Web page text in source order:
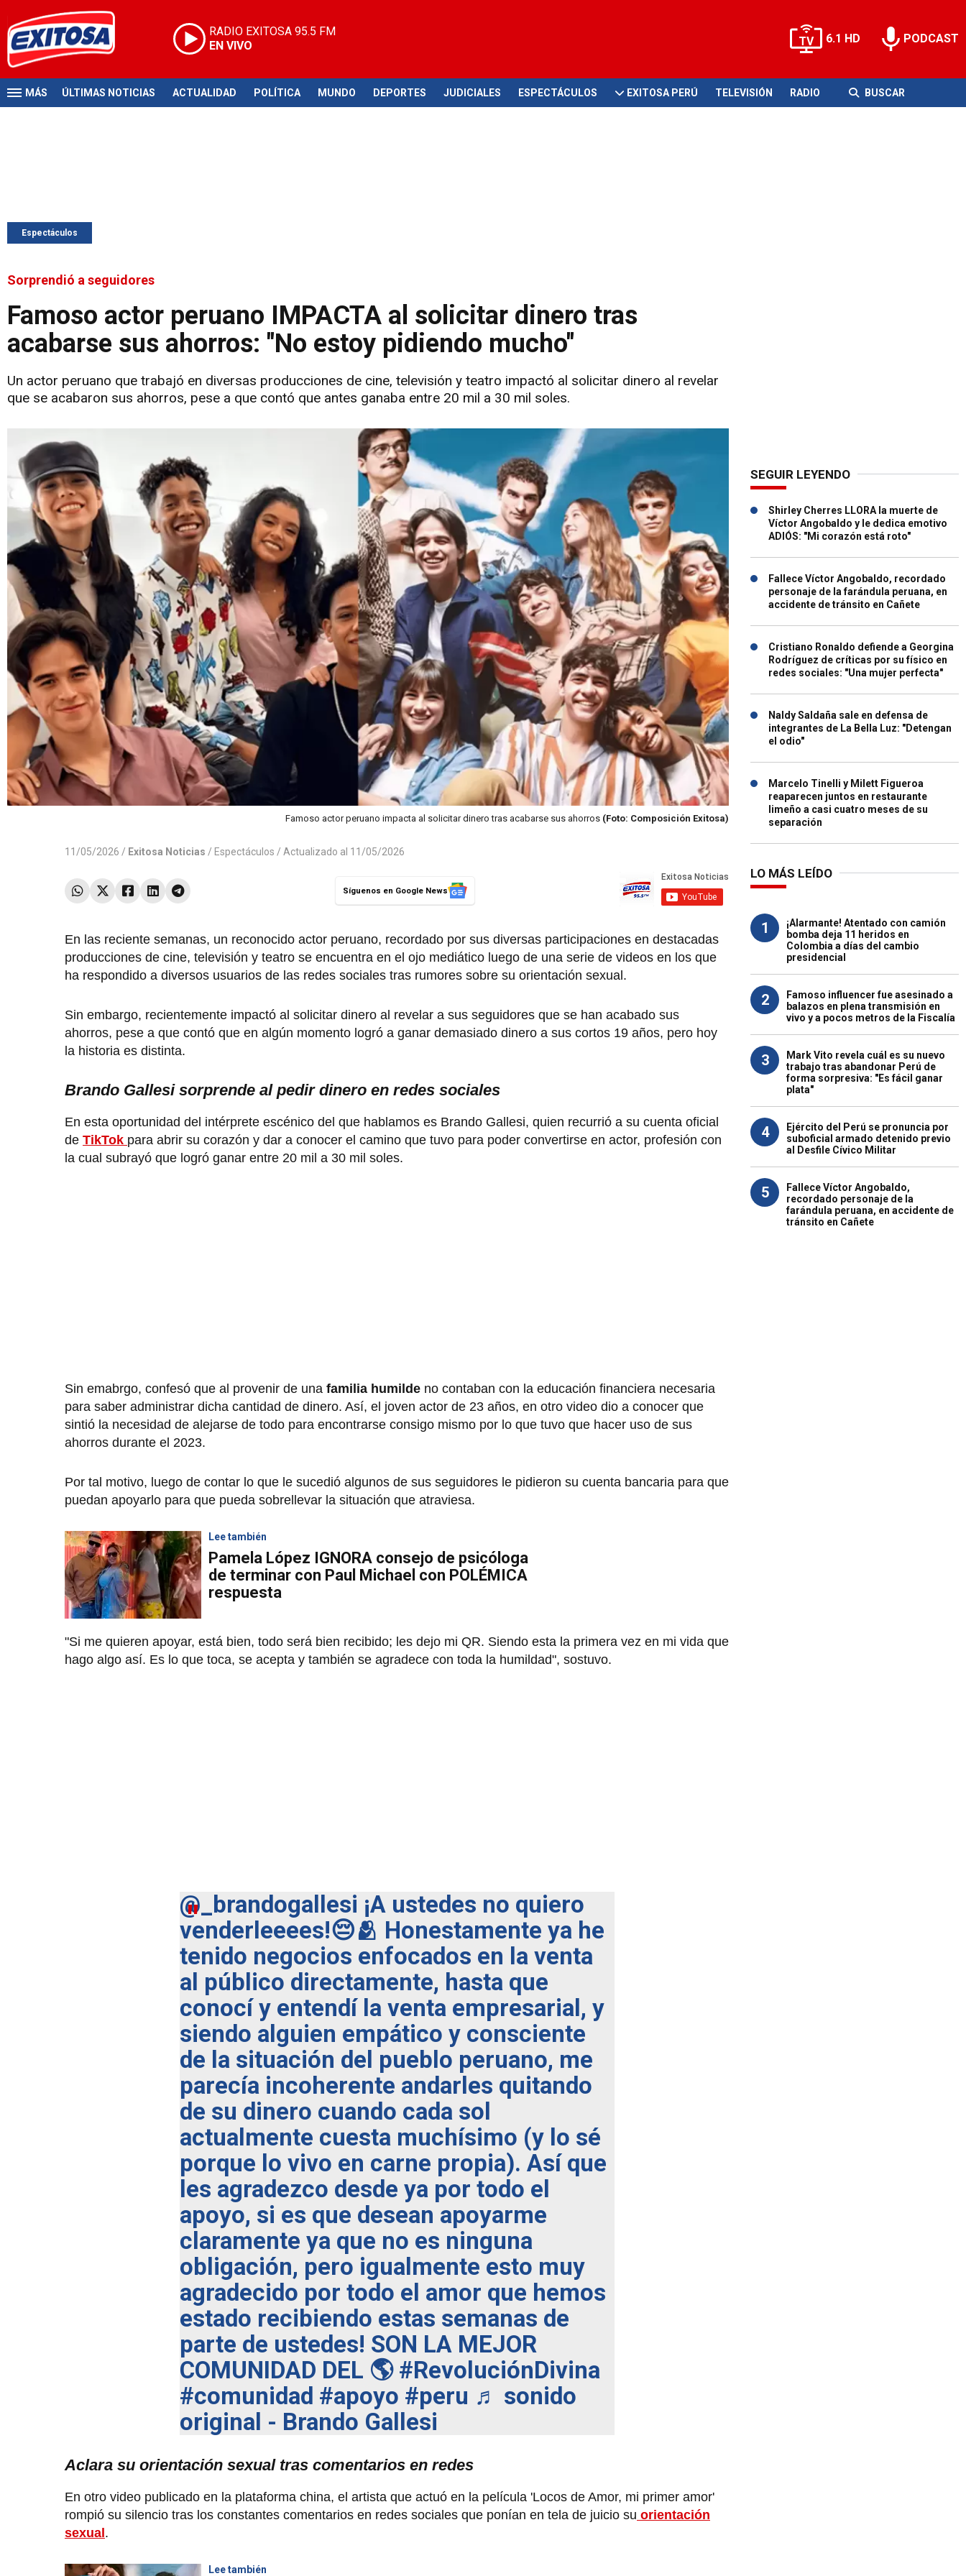
RADIO EXITOSA 95.5 FM
EN VIVO
6.1 HD PODCAST
MÁS ÚLTIMAS NOTICIAS ACTUALIDAD POLÍTICA MUNDO DEPORTES JUDICIALES ESPECTÁCULOS EXITOSA PERÚ TELEVISIÓN RADIO BUSCAR
Espectáculos
Sorprendió a seguidores
Famoso actor peruano IMPACTA al solicitar dinero tras
acabarse sus ahorros: "No estoy pidiendo mucho"
Un actor peruano que trabajó en diversas producciones de cine, televisión y teatro impactó al solicitar dinero al revelar
que se acabaron sus ahorros, pese a que contó que antes ganaba entre 20 mil a 30 mil soles.
Famoso actor peruano impacta al solicitar dinero tras acabarse sus ahorros (Foto: Composición Exitosa)
11/05/2026 / Exitosa Noticias / Espectáculos / Actualizado al 11/05/2026
Síguenos en Google News
En las reciente semanas, un reconocido actor peruano, recordado por sus diversas participaciones en destacadas
producciones de cine, televisión y teatro se encuentra en el ojo mediático luego de una serie de videos en los que
ha respondido a diversos usuarios de las redes sociales tras rumores sobre su orientación sexual.
Sin embargo, recientemente impactó al solicitar dinero al revelar a sus seguidores que se han acabado sus
ahorros, pese a que contó que en algún momento logró a ganar demasiado dinero a sus cortos 19 años, pero hoy
la historia es distinta.
Brando Gallesi sorprende al pedir dinero en redes sociales
En esta oportunidad del intérprete escénico del que hablamos es Brando Gallesi, quien recurrió a su cuenta oficial
de TikTok para abrir su corazón y dar a conocer el camino que tuvo para poder convertirse en actor, profesión con
la cual subrayó que logró ganar entre 20 mil a 30 mil soles.
Sin emabrgo, confesó que al provenir de una familia humilde no contaban con la educación financiera necesaria
para saber administrar dicha cantidad de dinero. Así, el joven actor de 23 años, en otro video dio a conocer que
sintió la necesidad de alejarse de todo para encontrarse consigo mismo por lo que tuvo que hacer uso de sus
ahorros durante el 2023.
Por tal motivo, luego de contar lo que le sucedió algunos de sus seguidores le pidieron su cuenta bancaria para que
puedan apoyarlo para que pueda sobrellevar la situación que atraviesa.
Lee también
Pamela López IGNORA consejo de psicóloga
de terminar con Paul Michael con POLÉMICA
respuesta
"Si me quieren apoyar, está bien, todo será bien recibido; les dejo mi QR. Siendo esta la primera vez en mi vida que
hago algo así. Es lo que toca, se acepta y también se agradece con toda la humildad", sostuvo.
@_brandogallesi ¡A ustedes no quiero
venderleeees!😔🫂 Honestamente ya he
tenido negocios enfocados en la venta
al público directamente, hasta que
conocí y entendí la venta empresarial, y
siendo alguien empático y consciente
de la situación del pueblo peruano, me
parecía incoherente andarles quitando
de su dinero cuando cada sol
actualmente cuesta muchísimo (y lo sé
porque lo vivo en carne propia). Así que
les agradezco desde ya por todo el
apoyo, si es que desean apoyarme
claramente ya que no es ninguna
obligación, pero igualmente esto muy
agradecido por todo el amor que hemos
estado recibiendo estas semanas de
parte de ustedes! SON LA MEJOR
COMUNIDAD DEL 🌎 #RevoluciónDivina
#comunidad #apoyo #peru ♬ sonido
original - Brando Gallesi
Aclara su orientación sexual tras comentarios en redes
En otro video publicado en la plataforma china, el artista que actuó en la película 'Locos de Amor, mi primer amor'
rompió su silencio tras los constantes comentarios en redes sociales que ponían en tela de juicio su orientación
sexual .
Lee también
SEGUIR LEYENDO
Shirley Cherres LLORA la muerte de
Víctor Angobaldo y le dedica emotivo
ADIÓS: "Mi corazón está roto"
Fallece Víctor Angobaldo, recordado
personaje de la farándula peruana, en
accidente de tránsito en Cañete
Cristiano Ronaldo defiende a Georgina
Rodríguez de críticas por su físico en
redes sociales: "Una mujer perfecta"
Naldy Saldaña sale en defensa de
integrantes de La Bella Luz: "Detengan
el odio"
Marcelo Tinelli y Milett Figueroa
reaparecen juntos en restaurante
limeño a casi cuatro meses de su
separación
LO MÁS LEÍDO
1
¡Alarmante! Atentado con camión
bomba deja 11 heridos en
Colombia a días del cambio
presidencial
2
Famoso influencer fue asesinado a
balazos en plena transmisión en
vivo y a pocos metros de la Fiscalía
3
Mark Vito revela cuál es su nuevo
trabajo tras abandonar Perú de
forma sorpresiva: "Es fácil ganar
plata"
4
Ejército del Perú se pronuncia por
suboficial armado detenido previo
al Desfile Cívico Militar
5
Fallece Víctor Angobaldo,
recordado personaje de la
farándula peruana, en accidente de
tránsito en Cañete